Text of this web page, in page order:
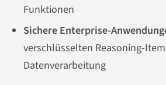
Funktionen
Sichere Enterprise-
verschlüsselten Reasoning-
Datenverarbeitung